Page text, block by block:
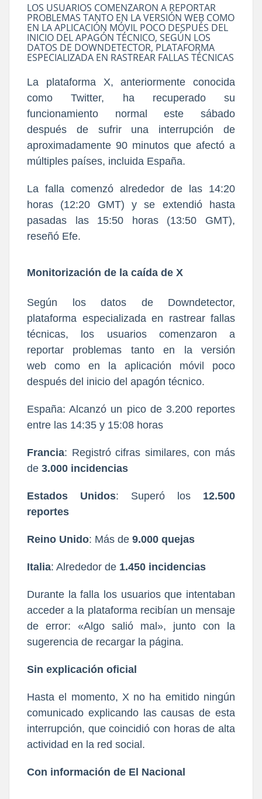
LOS USUARIOS COMENZARON A REPORTAR
PROBLEMAS TANTO EN LA VERSIÓN WEB COMO
EN LA APLICACIÓN MÓVIL POCO DESPUÉS DEL
INICIO DEL APAGÓN TÉCNICO, SEGÚN LOS
DATOS DE DOWNDETECTOR, PLATAFORMA
ESPECIALIZADA EN RASTREAR FALLAS TÉCNICAS
La plataforma X, anteriormente conocida
como Twitter, ha recuperado su
funcionamiento normal este sábado
después de sufrir una interrupción de
aproximadamente 90 minutos que afectó a
múltiples países, incluida España.
La falla comenzó alrededor de las 14:20
horas (12:20 GMT) y se extendió hasta
pasadas las 15:50 horas (13:50 GMT),
reseñó Efe.
Monitorización de la caída de X
Según los datos de Downdetector,
plataforma especializada en rastrear fallas
técnicas, los usuarios comenzaron a
reportar problemas tanto en la versión
web como en la aplicación móvil poco
después del inicio del apagón técnico.
España: Alcanzó un pico de 3.200 reportes
entre las 14:35 y 15:08 horas
Francia: Registró cifras similares, con más
de 3.000 incidencias
Estados Unidos: Superó los 12.500
reportes
Reino Unido: Más de 9.000 quejas
Italia: Alrededor de 1.450 incidencias
Durante la falla los usuarios que intentaban
acceder a la plataforma recibían un mensaje
de error: «Algo salió mal», junto con la
sugerencia de recargar la página.
Sin explicación oficial
Hasta el momento, X no ha emitido ningún
comunicado explicando las causas de esta
interrupción, que coincidió con horas de alta
actividad en la red social.
Con información de El Nacional